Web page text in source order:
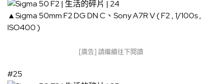
▲Sigma 50mm F2 DG DN C、Sony A7R V ( F2 , 1/100s ,
ISO400 )
[廣告] 請繼續往下閱讀
#25